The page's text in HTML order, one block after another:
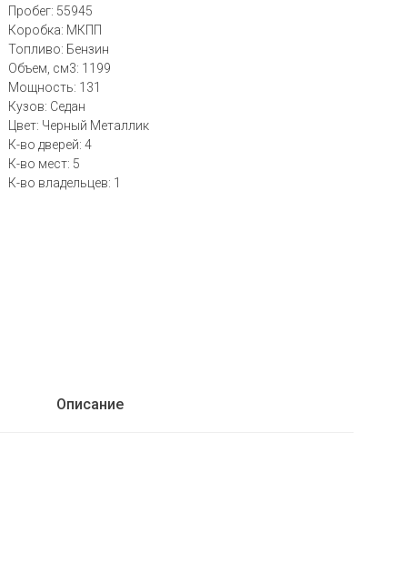
Пробег: 55945
Коробка: МКПП
Топливо: Бензин
Объем, см3: 1199
Мощность: 131
Кузов: Седан
Цвет: Черный Металлик
К-во дверей: 4
К-во мест: 5
К-во владельцев: 1
Описание